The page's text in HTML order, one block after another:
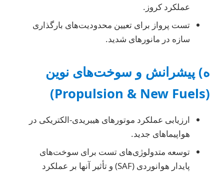
عملکرد کروز.
تست پرواز برای تعیین محدودیت‌های بارگذاری
سازه در مانورهای شدید.
ه) پیشرانش و سوخت‌های نوین
(Propulsion & New Fuels)
ارزیابی عملکرد موتورهای هیبریدی-الکتریکی در
هواپیماهای جدید.
توسعه متدولوژی‌های تست برای سوخت‌های
پایدار هوانوردی (SAF) و تأثیر آنها بر عملکرد